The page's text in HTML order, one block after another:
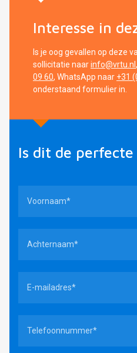
Openstaande
Open sollicitatie
Interesse in
Is je oog gevallen op deze
sollicitatie naarinfo@vrtu.nl
09 60, WhatsApp naar +31
onderstaand formulier in.
Is dit de